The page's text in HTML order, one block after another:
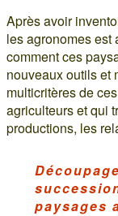
Après avoir
les agronomes est
comment ces
nouveaux outils et
multicritères de
agriculteurs et qui
productions, les
paysages